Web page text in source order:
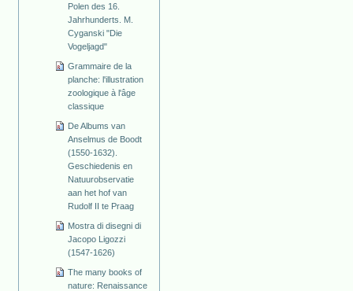
Polen des 16.
Jahrhunderts. M.
Cyganski "Die
Vogeljagd"
Grammaire de la
planche: l'illustration
zoologique à l'âge
classique
De Albums van
Anselmus de Boodt
(1550-1632).
Geschiedenis en
Natuurobservatie
aan het hof van
Rudolf II te Praag
Mostra di disegni di
Jacopo Ligozzi
(1547-1626)
The many books of
nature: Renaissance